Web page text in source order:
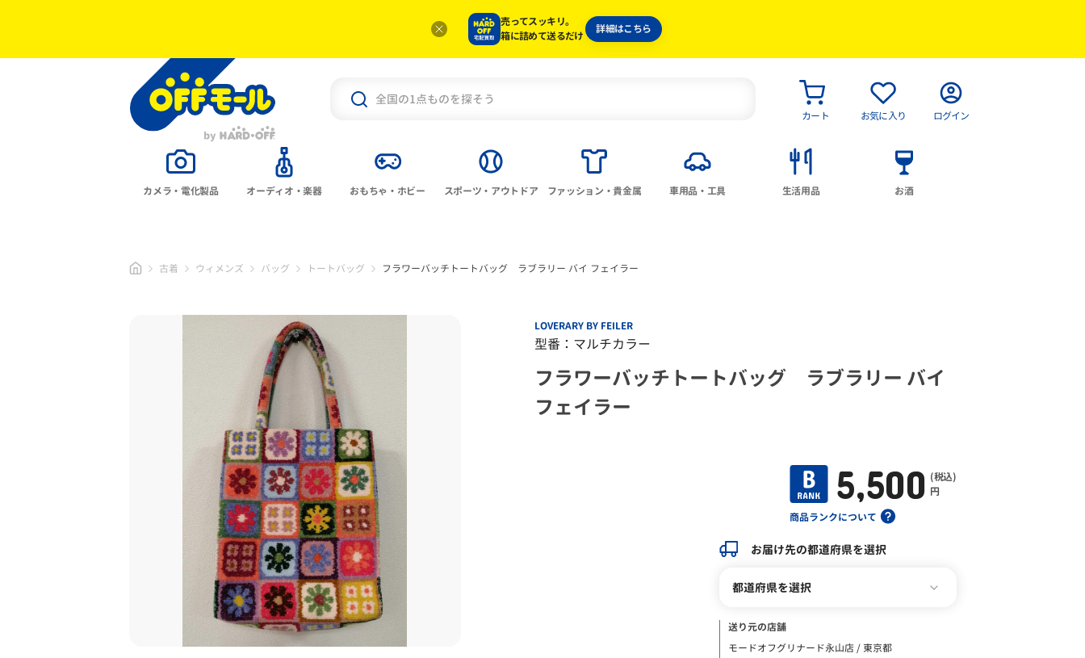
売ってスッキリ。
箱に詰めて送るだけ
詳細はこちら
カート お気に入り ログイン
カメラ・電化製品 オーディオ・楽器 おもちゃ・ホビー スポーツ・アウトドア ファッション・貴金属 車用品・工具 生活用品 お酒
古着 ウィメンズ バッグ トートバッグ フラワーバッチトートバッグ ラブラリー バイ フェイラー
LOVERARY BY FEILER
型番：マルチカラー
フラワーバッチトートバッグ ラブラリー バイ
フェイラー
商品ランクについて
5,500 (税込)
円
お届け先の都道府県を選択
都道府県を選択
送り元の店舗
モードオフグリナード永山店 / 東京都